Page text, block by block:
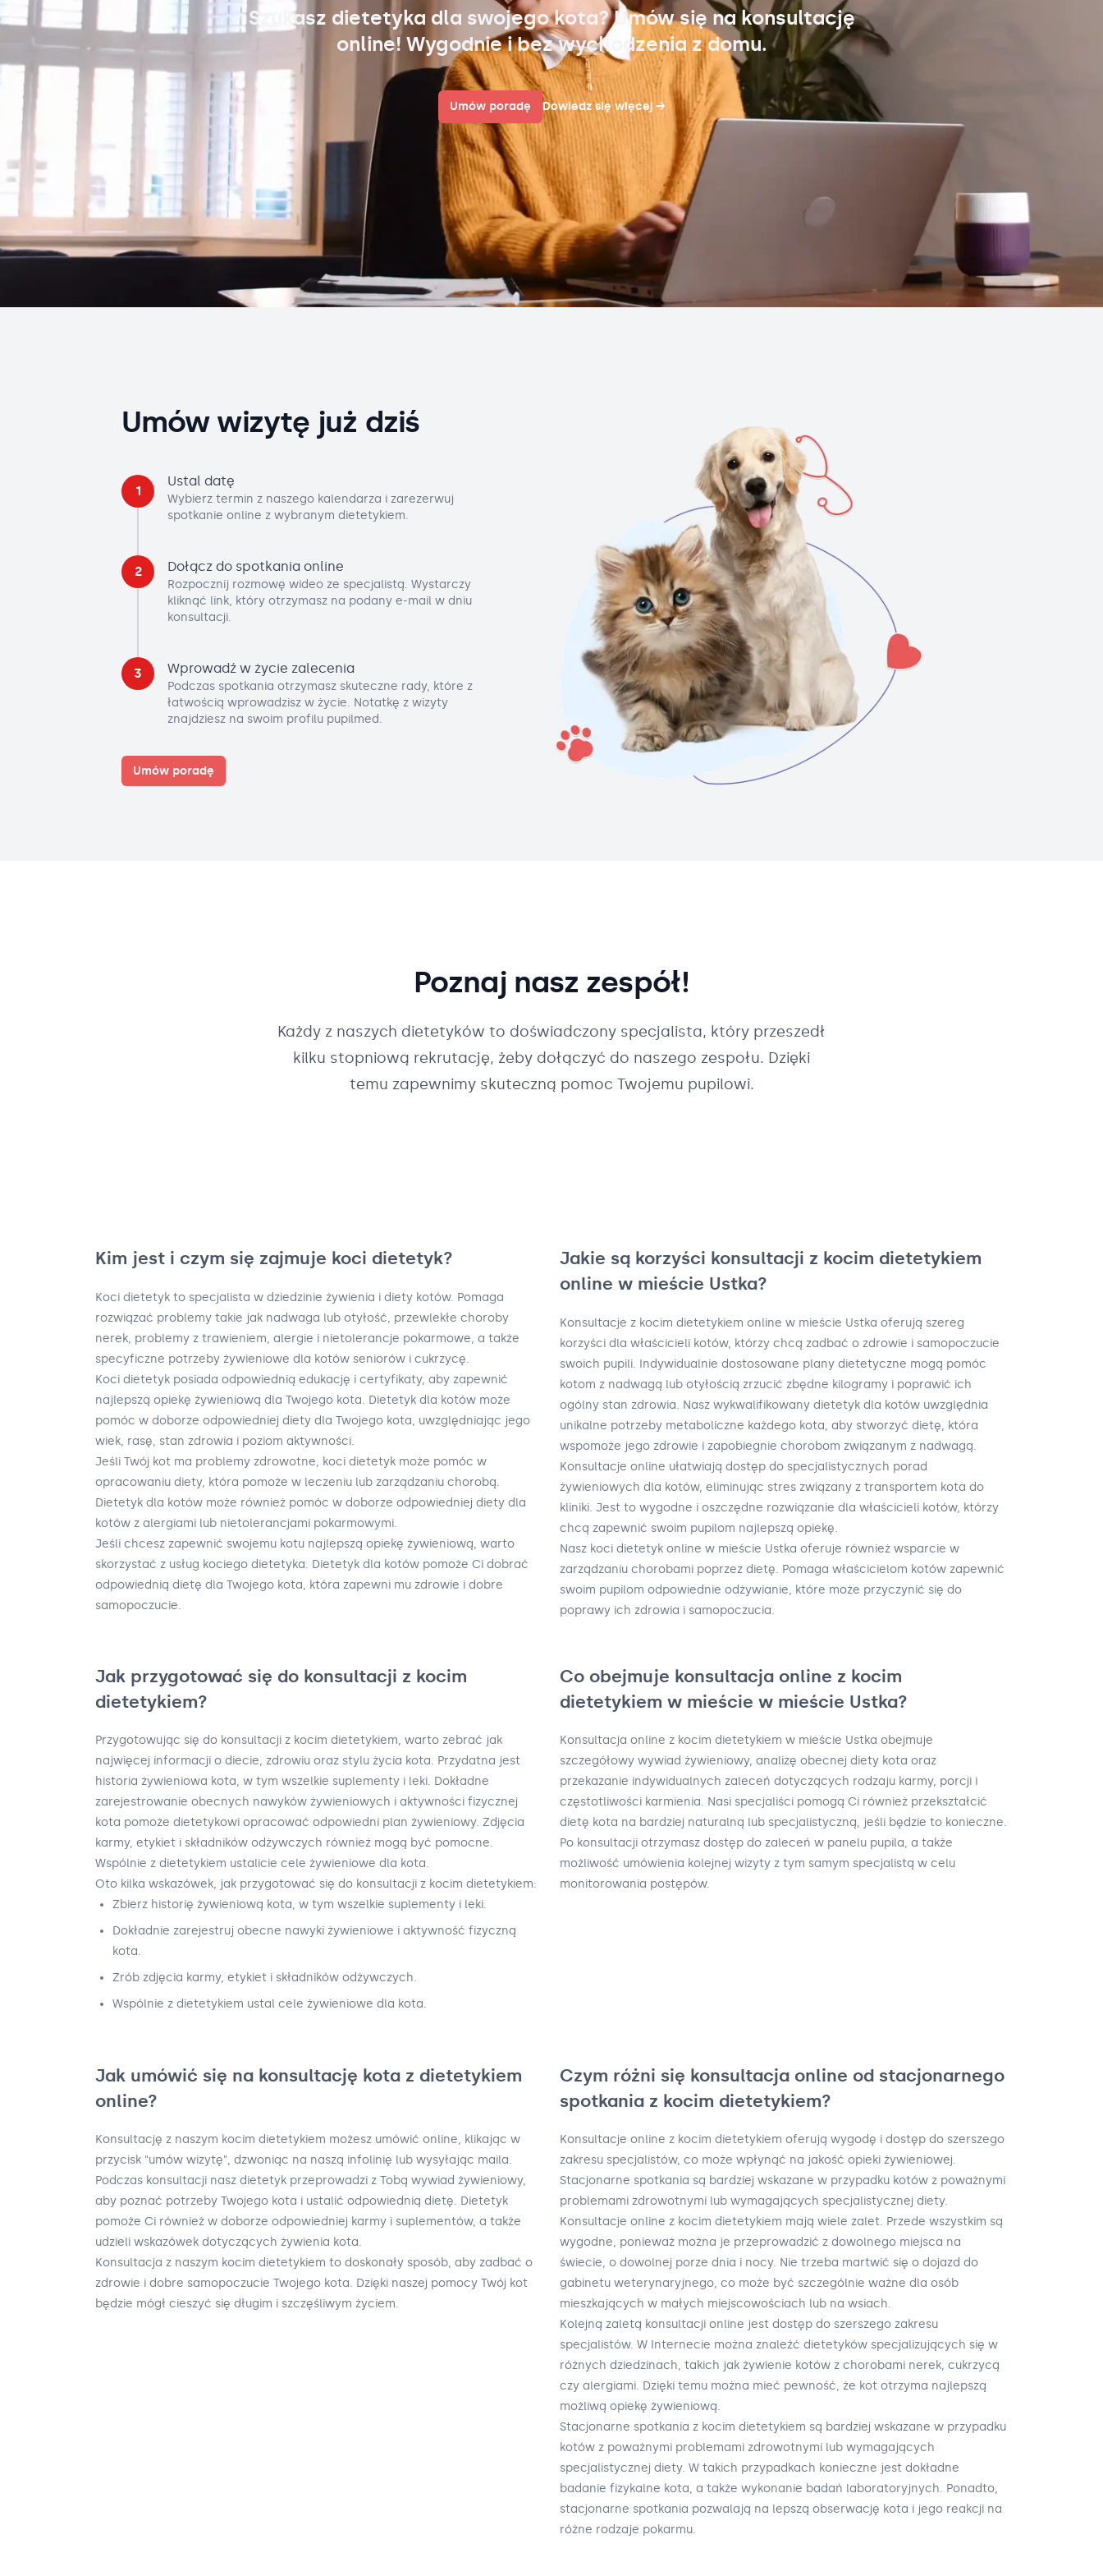
Szukasz dietetyka dla swojego kota? Umów się na konsultację
online! Wygodnie i bez wychodzenia z domu.
Umów poradę Dowiedz się więcej →
Umów wizytę już dziś
1
Ustal datę
Wybierz termin z naszego kalendarza i zarezerwuj
spotkanie online z wybranym dietetykiem.
2 Dołącz do spotkania online
Rozpocznij rozmowę wideo ze specjalistą. Wystarczy
kliknąć link, który otrzymasz na podany e-mail w dniu
konsultacji.
3 Wprowadź w życie zalecenia
Podczas spotkania otrzymasz skuteczne rady, które z
łatwością wprowadzisz w życie. Notatkę z wizyty
znajdziesz na swoim profilu pupilmed.
Umów poradę
Poznaj nasz zespół!
Każdy z naszych dietetyków to doświadczony specjalista, który przeszedł
kilku stopniową rekrutację, żeby dołączyć do naszego zespołu. Dzięki
temu zapewnimy skuteczną pomoc Twojemu pupilowi.
Kim jest i czym się zajmuje koci dietetyk?
Koci dietetyk to specjalista w dziedzinie żywienia i diety kotów. Pomaga
rozwiązać problemy takie jak nadwaga lub otyłość, przewlekłe choroby
nerek, problemy z trawieniem, alergie i nietolerancje pokarmowe, a także
specyficzne potrzeby żywieniowe dla kotów seniorów i cukrzycę.
Koci dietetyk posiada odpowiednią edukację i certyfikaty, aby zapewnić
najlepszą opiekę żywieniową dla Twojego kota. Dietetyk dla kotów może
pomóc w doborze odpowiedniej diety dla Twojego kota, uwzględniając jego
wiek, rasę, stan zdrowia i poziom aktywności.
Jeśli Twój kot ma problemy zdrowotne, koci dietetyk może pomóc w
opracowaniu diety, która pomoże w leczeniu lub zarządzaniu chorobą.
Dietetyk dla kotów może również pomóc w doborze odpowiedniej diety dla
kotów z alergiami lub nietolerancjami pokarmowymi.
Jeśli chcesz zapewnić swojemu kotu najlepszą opiekę żywieniową, warto
skorzystać z usług kociego dietetyka. Dietetyk dla kotów pomoże Ci dobrać
odpowiednią dietę dla Twojego kota, która zapewni mu zdrowie i dobre
samopoczucie.
Jakie są korzyści konsultacji z kocim dietetykiem
online w mieście Ustka?
Konsultacje z kocim dietetykiem online w mieście Ustka oferują szereg
korzyści dla właścicieli kotów, którzy chcą zadbać o zdrowie i samopoczucie
swoich pupili. Indywidualnie dostosowane plany dietetyczne mogą pomóc
kotom z nadwagą lub otyłością zrzucić zbędne kilogramy i poprawić ich
ogólny stan zdrowia. Nasz wykwalifikowany dietetyk dla kotów uwzględnia
unikalne potrzeby metaboliczne każdego kota, aby stworzyć dietę, która
wspomoże jego zdrowie i zapobiegnie chorobom związanym z nadwagą.
Konsultacje online ułatwiają dostęp do specjalistycznych porad
żywieniowych dla kotów, eliminując stres związany z transportem kota do
kliniki. Jest to wygodne i oszczędne rozwiązanie dla właścicieli kotów, którzy
chcą zapewnić swoim pupilom najlepszą opiekę.
Nasz koci dietetyk online w mieście Ustka oferuje również wsparcie w
zarządzaniu chorobami poprzez dietę. Pomaga właścicielom kotów zapewnić
swoim pupilom odpowiednie odżywianie, które może przyczynić się do
poprawy ich zdrowia i samopoczucia.
Jak przygotować się do konsultacji z kocim
dietetykiem?
Przygotowując się do konsultacji z kocim dietetykiem, warto zebrać jak
najwięcej informacji o diecie, zdrowiu oraz stylu życia kota. Przydatna jest
historia żywieniowa kota, w tym wszelkie suplementy i leki. Dokładne
zarejestrowanie obecnych nawyków żywieniowych i aktywności fizycznej
kota pomoże dietetykowi opracować odpowiedni plan żywieniowy. Zdjęcia
karmy, etykiet i składników odżywczych również mogą być pomocne.
Wspólnie z dietetykiem ustalicie cele żywieniowe dla kota.
Oto kilka wskazówek, jak przygotować się do konsultacji z kocim dietetykiem:
Zbierz historię żywieniową kota, w tym wszelkie suplementy i leki.
Dokładnie zarejestruj obecne nawyki żywieniowe i aktywność fizyczną
kota.
Zrób zdjęcia karmy, etykiet i składników odżywczych.
Wspólnie z dietetykiem ustal cele żywieniowe dla kota.
Co obejmuje konsultacja online z kocim
dietetykiem w mieście w mieście Ustka?
Konsultacja online z kocim dietetykiem w mieście Ustka obejmuje
szczegółowy wywiad żywieniowy, analizę obecnej diety kota oraz
przekazanie indywidualnych zaleceń dotyczących rodzaju karmy, porcji i
częstotliwości karmienia. Nasi specjaliści pomogą Ci również przekształcić
dietę kota na bardziej naturalną lub specjalistyczną, jeśli będzie to konieczne.
Po konsultacji otrzymasz dostęp do zaleceń w panelu pupila, a także
możliwość umówienia kolejnej wizyty z tym samym specjalistą w celu
monitorowania postępów.
Jak umówić się na konsultację kota z dietetykiem
online?
Konsultację z naszym kocim dietetykiem możesz umówić online, klikając w
przycisk "umów wizytę", dzwoniąc na naszą infolinię lub wysyłając maila.
Podczas konsultacji nasz dietetyk przeprowadzi z Tobą wywiad żywieniowy,
aby poznać potrzeby Twojego kota i ustalić odpowiednią dietę. Dietetyk
pomoże Ci również w doborze odpowiedniej karmy i suplementów, a także
udzieli wskazówek dotyczących żywienia kota.
Konsultacja z naszym kocim dietetykiem to doskonały sposób, aby zadbać o
zdrowie i dobre samopoczucie Twojego kota. Dzięki naszej pomocy Twój kot
będzie mógł cieszyć się długim i szczęśliwym życiem.
Czym różni się konsultacja online od stacjonarnego
spotkania z kocim dietetykiem?
Konsultacje online z kocim dietetykiem oferują wygodę i dostęp do szerszego
zakresu specjalistów, co może wpłynąć na jakość opieki żywieniowej.
Stacjonarne spotkania są bardziej wskazane w przypadku kotów z poważnymi
problemami zdrowotnymi lub wymagających specjalistycznej diety.
Konsultacje online z kocim dietetykiem mają wiele zalet. Przede wszystkim są
wygodne, ponieważ można je przeprowadzić z dowolnego miejsca na
świecie, o dowolnej porze dnia i nocy. Nie trzeba martwić się o dojazd do
gabinetu weterynaryjnego, co może być szczególnie ważne dla osób
mieszkających w małych miejscowościach lub na wsiach.
Kolejną zaletą konsultacji online jest dostęp do szerszego zakresu
specjalistów. W Internecie można znaleźć dietetyków specjalizujących się w
różnych dziedzinach, takich jak żywienie kotów z chorobami nerek, cukrzycą
czy alergiami. Dzięki temu można mieć pewność, że kot otrzyma najlepszą
możliwą opiekę żywieniową.
Stacjonarne spotkania z kocim dietetykiem są bardziej wskazane w przypadku
kotów z poważnymi problemami zdrowotnymi lub wymagających
specjalistycznej diety. W takich przypadkach konieczne jest dokładne
badanie fizykalne kota, a także wykonanie badań laboratoryjnych. Ponadto,
stacjonarne spotkania pozwalają na lepszą obserwację kota i jego reakcji na
różne rodzaje pokarmu.